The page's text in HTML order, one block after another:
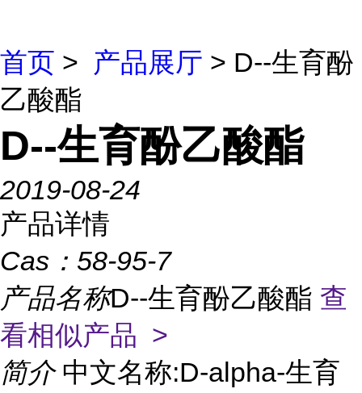
首页 > 产品展厅 > D--生育酚
乙酸酯
D--生育酚乙酸酯
2019-08-24
产品详情
Cas： 58-95-7
产品名称D--生育酚乙酸酯 查
看相似产品 >
简介 中文名称:D-alpha-生育